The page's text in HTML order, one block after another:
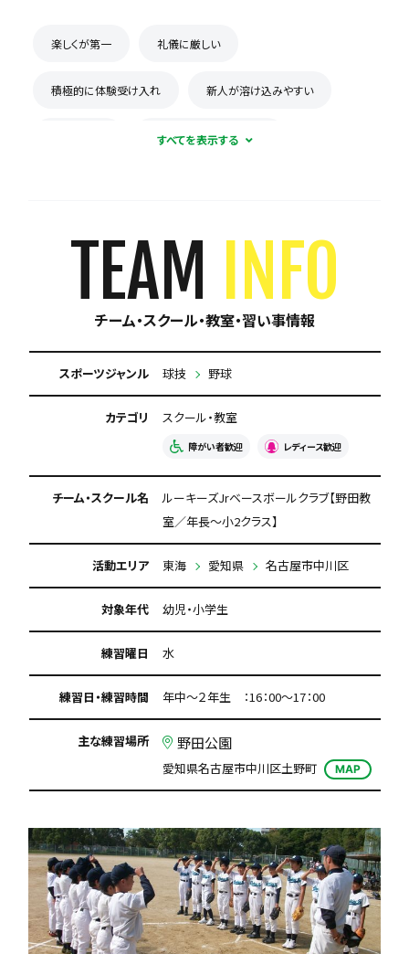
楽しくが第一 礼儀に厳しい
積極的に体験受け入れ 新人が溶け込みやすい
コーチとの距離感が近い
月謝が10,000円以下 今なら入会金無料
初回購入品あり 保護者の当番なし
TEAM INFO
チーム・スクール・教室・習い事情報
スポーツジャンル 球技 野球
カテゴリ スクール・教室
障がい者歓迎 レディース歓迎
チーム・スクール名
ルーキーズJrベースボールクラブ【野田教
室／年長～小2クラス】
活動エリア 東海 愛知県 名古屋市中川区
対象年代 幼児・小学生
練習曜日 水
練習日・練習時間 年中～２年生 ：16：00～17：00
主な練習場所 野田公園
愛知県名古屋市中川区土野町 MAP